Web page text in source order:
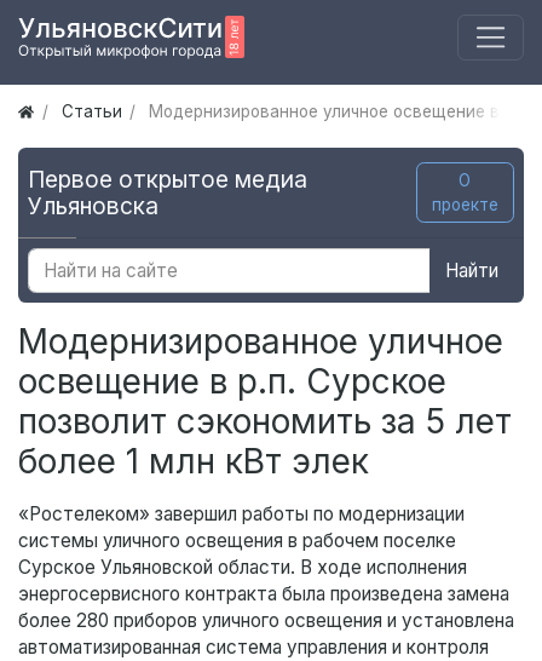
Статьи Модернизированное уличное освещение в р.п.
Первое открытое медиа
Ульяновска
О
проекте
Найти
Модернизированное уличное
освещение в р.п. Сурское
позволит сэкономить за 5 лет
более 1 млн кВт элек
«Ростелеком» завершил работы по модернизации
системы уличного освещения в рабочем поселке
Сурское Ульяновской области. В ходе исполнения
энергосервисного контракта была произведена замена
более 280 приборов уличного освещения и установлена
автоматизированная система управления и контроля